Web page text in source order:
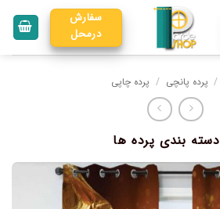
سفارش
درمحل
/ پرده پانچی / پرده چاپی
دسته بندی پرده ها